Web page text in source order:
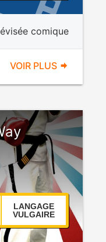
comique
VOIR PLUS
LANGAGE
VULGAIRE